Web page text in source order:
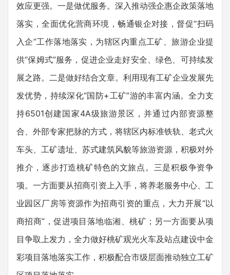
效应更强。一是做优服务。深入推动强企惠企政策落地
落实，全面优化营商环境，畅通银企对接，督促“扫码
入企”工作落地落实，为辖区内重点工矿、旅游企业提
供“保姆式”服务，促进企业走好安全、绿色、可持续发
展之路。二是做好结合文章。利用现有工矿企业发展先
发优势，持续深化“国防+工矿”游的丰富内涵。全力支
持6501创建国家4A级旅游景区，并通过内部资源整
合、外部专家把脉的方式，将辖区内标准铁轨、老式火
车头、工矿遗址、苏式建筑风貌等旅游资源，积极对外
推介，逐步打造桃矿特色的文旅点。三是积极争资争
项。一方面要从招商引资上入手，将养老服务中心、工
业园区厂房等资源作为招商引资的重点，大力开展“以
商招商”，促进项目落地临湘、桃矿；另一方面要从项
目争取上发力，全力做好桃矿观光火车及站点建设中金
彩项目落地落实工作，积极配合市级层面推动独立工矿